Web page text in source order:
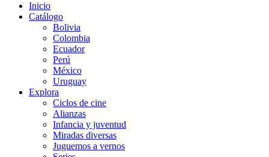
Inicio
Catálogo
Bolivia
Colombia
Ecuador
Perú
México
Uruguay
Explora
Ciclos de cine
Alianzas
Infancia y juventud
Miradas diversas
Juguemos a vernos